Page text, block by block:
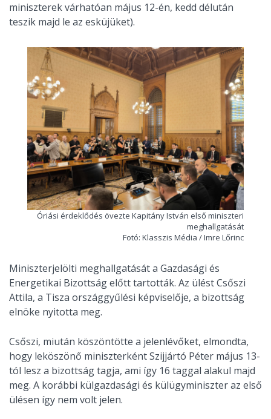
miniszterek várhatóan május 12-én, kedd délután
teszik majd le az esküjüket).
Óriási érdeklődés övezte Kapitány István első miniszteri
meghallgatását
Fotó: Klasszis Média / Imre Lőrinc
Miniszterjelölti meghallgatását a Gazdasági és
Energetikai Bizottság előtt tartották. Az ülést Csőszi
Attila, a Tisza országgyűlési képviselője, a bizottság
elnöke nyitotta meg.
Csőszi, miután köszöntötte a jelenlévőket, elmondta,
hogy leköszönő miniszterként Szijjártó Péter május 13-
tól lesz a bizottság tagja, ami így 16 taggal alakul majd
meg. A korábbi külgazdasági és külügyminiszter az első
ülésen így nem volt jelen.